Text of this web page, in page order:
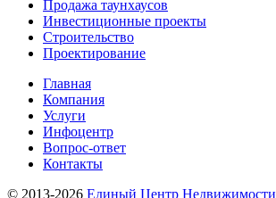
Продажа таунхаусов
Инвестиционные проекты
Строительство
Проектирование
Главная
Компания
Услуги
Инфоцентр
Вопрос-ответ
Контакты
© 2013-2026 Единый Центр Недвижимости